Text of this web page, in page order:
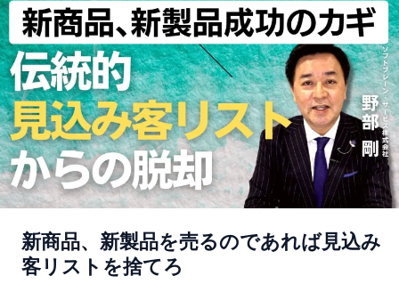
新商品、新製品を売るのであれば見込み
客リストを捨てろ